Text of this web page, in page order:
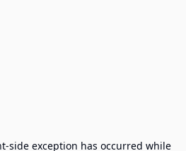
-side exception has occurred while